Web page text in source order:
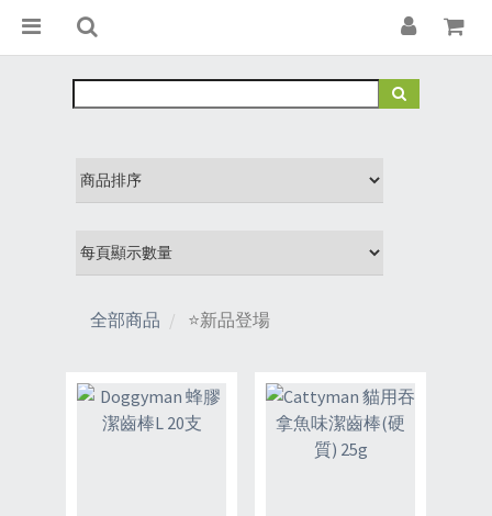
全部商品 ⭐新品登場